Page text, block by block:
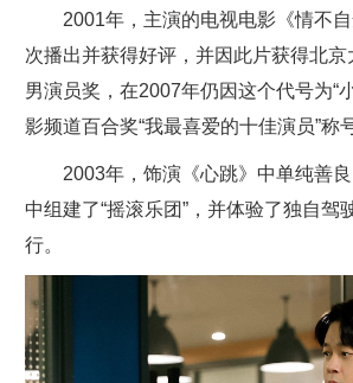
2001年，主演的电视电影《情不
次播出并获得好评，并因此片获得北
男演员奖，在2007年仍因这个代号为“
影频道百合奖“我最喜爱的十佳演员”称号
2003年，饰演《心跳》中单纯善
中组建了“摇滚乐团”，并体验了独自驾
行。